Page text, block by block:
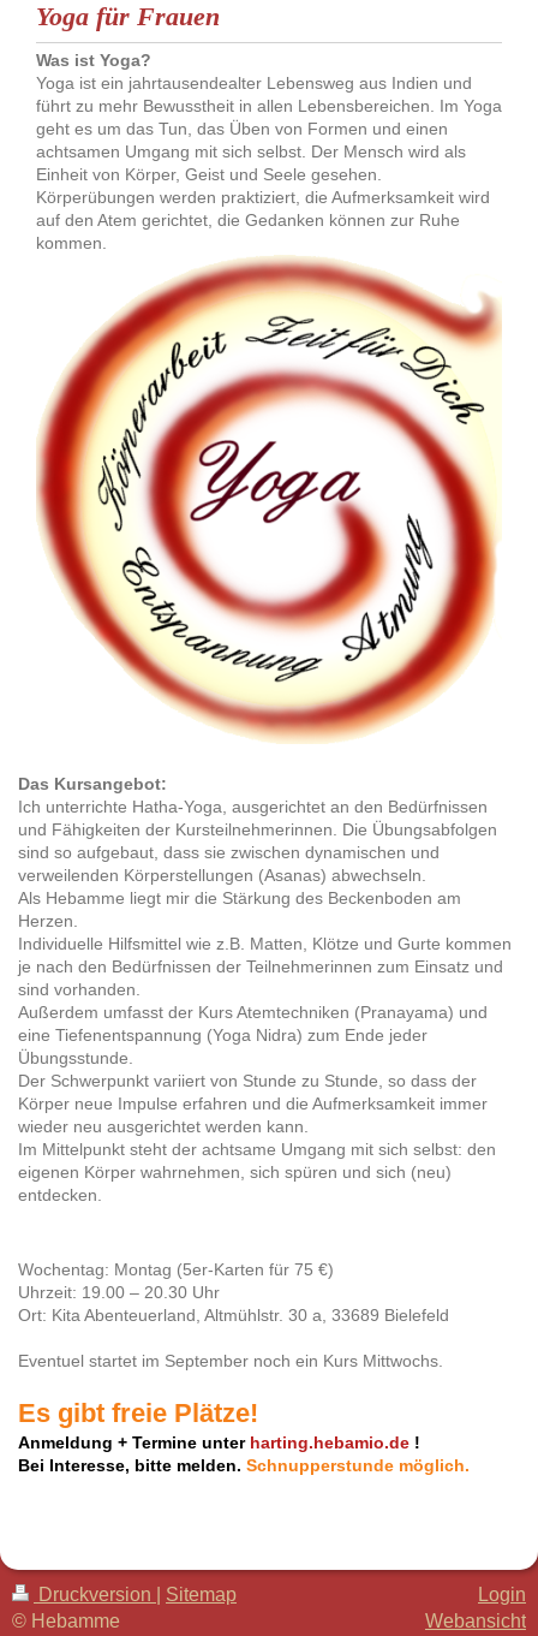
Yoga für Frauen
Was ist Yoga?
Yoga ist ein jahrtausendealter Lebensweg aus Indien und
führt zu mehr Bewusstheit in allen Lebensbereichen. Im Yoga
geht es um das Tun, das Üben von Formen und einen
achtsamen Umgang mit sich selbst. Der Mensch wird als
Einheit von Körper, Geist und Seele gesehen.
Körperübungen werden praktiziert, die Aufmerksamkeit wird
auf den Atem gerichtet, die Gedanken können zur Ruhe
kommen.
Das Kursangebot:
Ich unterrichte Hatha-Yoga, ausgerichtet an den Bedürfnissen
und Fähigkeiten der Kursteilnehmerinnen. Die Übungsabfolgen
sind so aufgebaut, dass sie zwischen dynamischen und
verweilenden Körperstellungen (Asanas) abwechseln.
Als Hebamme liegt mir die Stärkung des Beckenboden am
Herzen.
Individuelle Hilfsmittel wie z.B. Matten, Klötze und Gurte kommen
je nach den Bedürfnissen der Teilnehmerinnen zum Einsatz und
sind vorhanden.
Außerdem umfasst der Kurs Atemtechniken (Pranayama) und
eine Tiefenentspannung (Yoga Nidra) zum Ende jeder
Übungsstunde.
Der Schwerpunkt variiert von Stunde zu Stunde, so dass der
Körper neue Impulse erfahren und die Aufmerksamkeit immer
wieder neu ausgerichtet werden kann.
Im Mittelpunkt steht der achtsame Umgang mit sich selbst: den
eigenen Körper wahrnehmen, sich spüren und sich (neu)
entdecken.
Wochentag: Montag (5er-Karten für 75 €)
Uhrzeit: 19.00 – 20.30 Uhr
Ort: Kita Abenteuerland, Altmühlstr. 30 a, 33689 Bielefeld
Eventuel startet im September noch ein Kurs Mittwochs.
Es gibt freie Plätze!
Anmeldung + Termine unter harting.hebamio.de !
Bei Interesse, bitte melden. Schnupperstunde möglich.
Druckversion
Sitemap
© Hebamme
Login
Webansicht